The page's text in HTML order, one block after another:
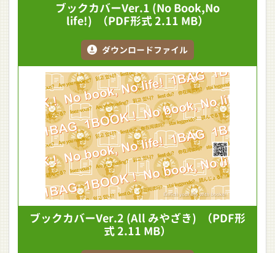
ブックカバーVer.1 (No Book,No
life!) （PDF形式 2.11 MB）
ダウンロードファイル
ブックカバーVer.2 (All みやざき) （PDF形
式 2.11 MB）